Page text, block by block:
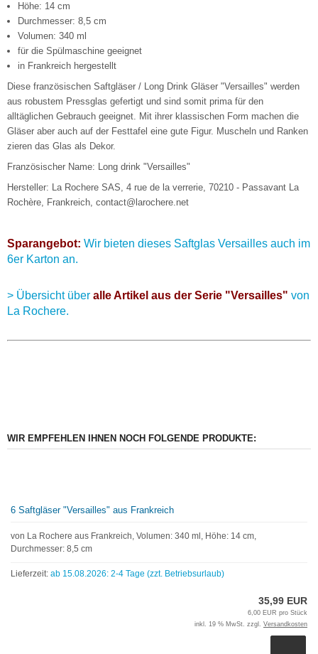
Höhe: 14 cm
Durchmesser: 8,5 cm
Volumen: 340 ml
für die Spülmaschine geeignet
in Frankreich hergestellt
Diese französischen Saftgläser / Long Drink Gläser "Versailles" werden
aus robustem Pressglas gefertigt und sind somit prima für den
alltäglichen Gebrauch geeignet. Mit ihrer klassischen Form machen die
Gläser aber auch auf der Festtafel eine gute Figur. Muscheln und Ranken
zieren das Glas als Dekor.
Französischer Name: Long drink "Versailles"
Hersteller: La Rochere SAS, 4 rue de la verrerie, 70210 - Passavant La
Rochère, Frankreich, contact@larochere.net
Sparangebot: Wir bieten dieses Saftglas Versailles auch im
6er Karton an.
> Übersicht über alle Artikel aus der Serie "Versailles" von
La Rochere.
WIR EMPFEHLEN IHNEN NOCH FOLGENDE PRODUKTE:
6 Saftgläser "Versailles" aus Frankreich
von La Rochere aus Frankreich, Volumen: 340 ml, Höhe: 14 cm,
Durchmesser: 8,5 cm
Lieferzeit: ab 15.08.2026: 2-4 Tage (zzt. Betriebsurlaub)
35,99 EUR
6,00 EUR pro Stück
inkl. 19 % MwSt. zzgl. Versandkosten